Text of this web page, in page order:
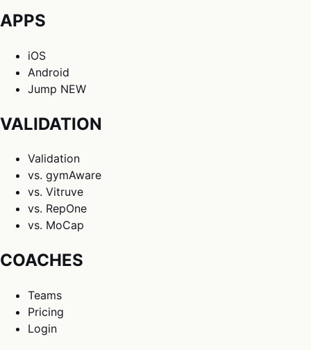
APPS
iOS
Android
Jump NEW
VALIDATION
Validation
vs. gymAware
vs. Vitruve
vs. RepOne
vs. MoCap
COACHES
Teams
Pricing
Login